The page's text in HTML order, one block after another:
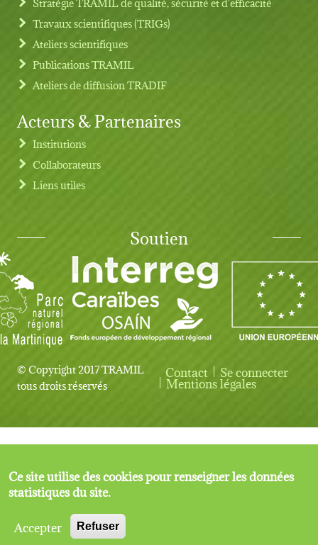
Travaux scientifiques (TRIGs)
Ateliers scientifiques
Publications TRAMIL
Ateliers de diffusion TRADIF
Acteurs & Partenaires
Institutions
Collaborateurs
Liens utiles
Soutien
© Copyright 2017 TRAMIL
tous droits réservés
User account menu
Contact Se connecter
Mentions légales
Ce site utilise des cookies pour renseigner les données
statistiques du site.
Accepter
Refuser